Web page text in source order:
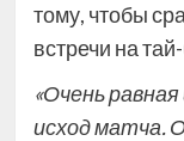
тому, чтобы
встречи на
«Очень
исход матча.